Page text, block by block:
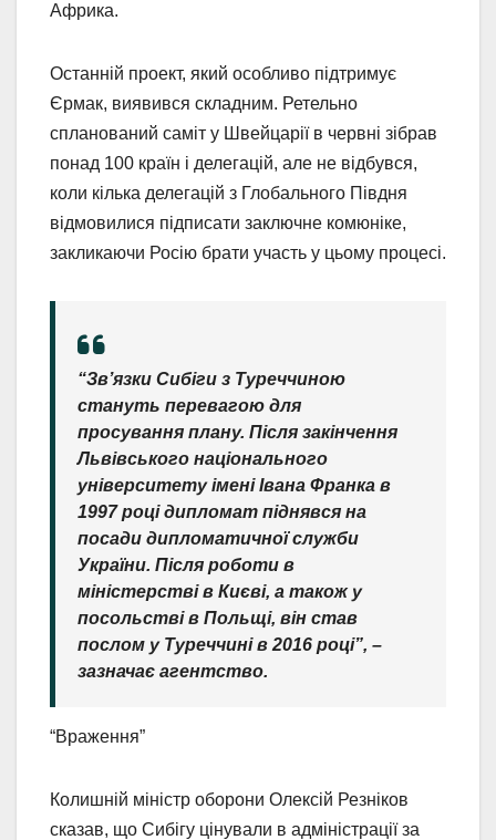
Африка.
Останній проект, який особливо підтримує
Єрмак, виявився складним. Ретельно
спланований саміт у Швейцарії в червні зібрав
понад 100 країн і делегацій, але не відбувся,
коли кілька делегацій з Глобального Півдня
відмовилися підписати заключне комюніке,
закликаючи Росію брати участь у цьому процесі.
“Зв’язки Сибіги з Туреччиною
стануть перевагою для
просування плану. Після закінчення
Львівського національного
університету імені Івана Франка в
1997 році дипломат піднявся на
посади дипломатичної служби
України. Після роботи в
міністерстві в Києві, а також у
посольстві в Польщі, він став
послом у Туреччині в 2016 році”, –
зазначає агентство.
“Враження”
Колишній міністр оборони Олексій Резніков
сказав, що Сибігу цінували в адміністрації за